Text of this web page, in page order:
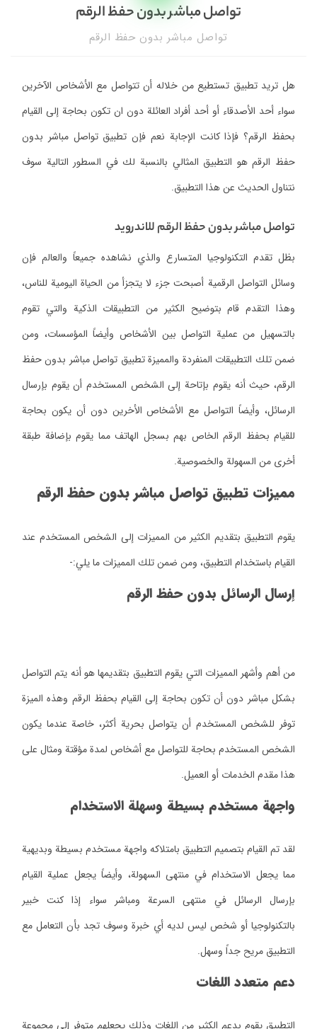
تواصل مباشر بدون حفظ الرقم
تواصل مباشر بدون حفظ الرقم
هل تريد تطبيق تستطيع من خلاله أن تتواصل مع الأشخاص الآخرين
سواء أحد الأصدقاء أو أحد أفراد العائلة دون ان تكون بحاجة إلى القيام
بحفظ الرقم؟ فإذا كانت الإجابة نعم فإن تطبيق تواصل مباشر بدون
حفظ الرقم هو التطبيق المثالي بالنسبة لك في السطور التالية سوف
نتناول الحديث عن هذا التطبيق.
تواصل مباشر بدون حفظ الرقم للاندرويد
بظل تقدم التكنولوجيا المتسارع والذي نشاهده جميعاً والعالم فإن
وسائل التواصل الرقمية أصبحت جزء لا يتجزأ من الحياة اليومية للناس،
وهذا التقدم قام بتوضيح الكثير من التطبيقات الذكية والتي تقوم
بالتسهيل من عملية التواصل بين الأشخاص وأيضاً المؤسسات، ومن
ضمن تلك التطبيقات المنفردة والمميزة تطبيق تواصل مباشر بدون حفظ
الرقم، حيث أنه يقوم بإتاحة إلى الشخص المستخدم أن يقوم بإرسال
الرسائل، وأيضاً التواصل مع الأشخاص الأخرين دون أن يكون بحاجة
للقيام بحفظ الرقم الخاص بهم بسجل الهاتف مما يقوم بإضافة طبقة
أخرى من السهولة والخصوصية.
مميزات تطبيق تواصل مباشر بدون حفظ الرقم
يقوم التطبيق بتقديم الكثير من المميزات إلى الشخص المستخدم عند
القيام باستخدام التطبيق، ومن ضمن تلك المميزات ما يلي:-
إرسال الرسائل بدون حفظ الرقم
من أهم وأشهر المميزات التي يقوم التطبيق بتقديمها هو أنه يتم التواصل
بشكل مباشر دون أن تكون بحاجة إلى القيام بحفظ الرقم وهذه الميزة
توفر للشخص المستخدم أن يتواصل بحرية أكثر، خاصة عندما يكون
الشخص المستخدم بحاجة للتواصل مع أشخاص لمدة مؤقتة ومثال على
هذا مقدم الخدمات أو العميل.
واجهة مستخدم بسيطة وسهلة الاستخدام
لقد تم القيام بتصميم التطبيق بامتلاكه واجهة مستخدم بسيطة وبديهية
مما يجعل الاستخدام في منتهى السهولة، وأيضاً يجعل عملية القيام
بإرسال الرسائل في منتهى السرعة ومباشر سواء إذا كنت خبير
بالتكنولوجيا أو شخص ليس لديه أي خبرة وسوف تجد بأن التعامل مع
التطبيق مريح جداً وسهل.
دعم متعدد اللغات
التطبيق يقوم بدعم الكثير من اللغات وذلك يجعلهم متوفر إلى مجموعة